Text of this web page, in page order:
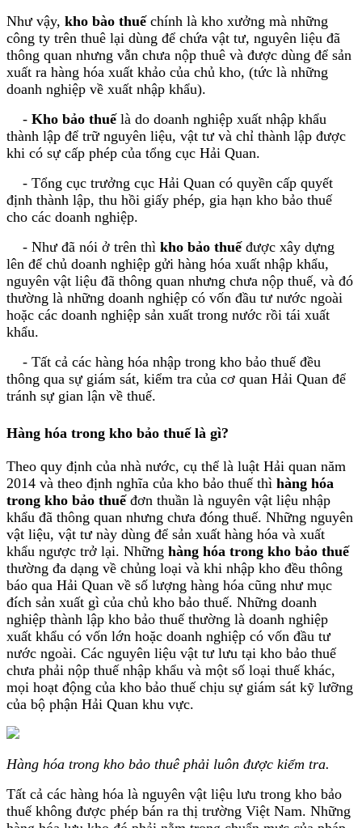
Như vậy, kho bào thuếchính là kho xưởng mà những
công ty trên thuê lại dùng để chứa vật tư, nguyên liệu đã
thông quan nhưng vẫn chưa nộp thuê và được dùng để sản
xuất ra hàng hóa xuất khảo của chủ kho, (tức là những
doanh nghiệp về xuất nhập khẩu).
- Kho bảo thuếlà do doanh nghiệp xuất nhập khẩu
thành lập để trữ nguyên liệu, vật tư và chỉ thành lập được
khi có sự cấp phép của tổng cục Hải Quan.
- Tổng cục trưởng cục Hải Quan có quyền cấp quyết
định thành lập, thu hồi giấy phép, gia hạn kho bảo thuế
cho các doanh nghiệp.
- Như đã nói ở trên thì kho bảo thuếđược xây dựng
lên để chủ doanh nghiệp gửi hàng hóa xuất nhập khẩu,
nguyên vật liệu đã thông quan nhưng chưa nộp thuế, và đó
thường là những doanh nghiệp có vốn đầu tư nước ngoài
hoặc các doanh nghiệp sản xuất trong nước rồi tái xuất
khẩu.
- Tất cả các hàng hóa nhập trong kho bảo thuế đều
thông qua sự giám sát, kiểm tra của cơ quan Hải Quan để
tránh sự gian lận về thuế.
Hàng hóa trong kho bảo thuế là gì?
Theo quy định của nhà nước, cụ thể là luật Hải quan năm
2014 và theo định nghĩa của kho bảo thuế thì hàng hóa
trong kho bảo thuếđơn thuần là nguyên vật liệu nhập
khẩu đã thông quan nhưng chưa đóng thuế. Những nguyên
vật liệu, vật tư này dùng để sản xuất hàng hóa và xuất
khẩu ngược trở lại. Những hàng hóa trong kho bảo thuế
thường đa dạng về chủng loại và khi nhập kho đều thông
báo qua Hải Quan về số lượng hàng hóa cũng như mục
đích sản xuất gì của chủ kho bảo thuế. Những doanh
nghiệp thành lập kho bảo thuế thường là doanh nghiệp
xuất khẩu có vốn lớn hoặc doanh nghiệp có vốn đầu tư
nước ngoài. Các nguyên liệu vật tư lưu tại kho bảo thuế
chưa phải nộp thuế nhập khẩu và một số loại thuế khác,
mọi hoạt động của kho bảo thuế chịu sự giám sát kỹ lưỡng
của bộ phận Hải Quan khu vực.
Hàng hóa trong kho bảo thuê phải luôn được kiểm tra.
Tất cả các hàng hóa là nguyên vật liệu lưu trong kho bảo
thuế không được phép bán ra thị trường Việt Nam. Những